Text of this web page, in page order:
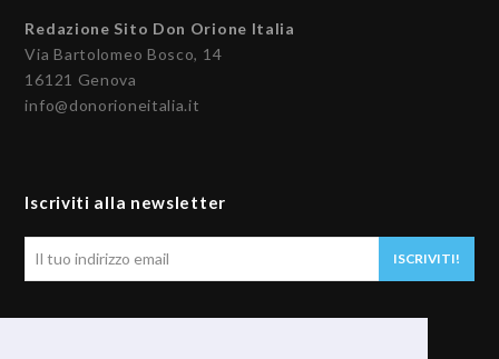
Redazione Sito Don Orione Italia
Via Bartolomeo Bosco, 14
16121 Genova
info@donorioneitalia.it
Iscriviti alla newsletter
ISCRIVITI!